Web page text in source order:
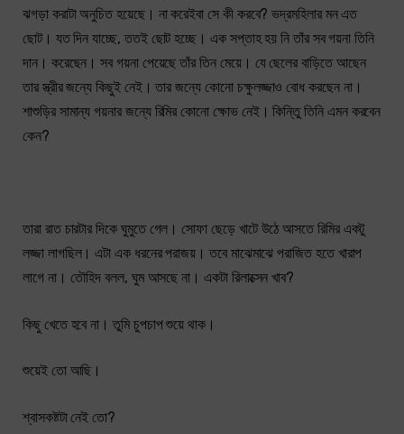
ঝগড়া করাটা অনুচিত হয়েছে। না করেইবা সে কী করবে? ভদ্রমহিলার মন এত
ছোট। যত দিন যাচ্ছে, ততই ছোট হচ্ছে। এক সপ্তাহ হয় নি তাঁর সব গয়না তিনি
দান। করেছেন। সব গয়না পেয়েছে তাঁর তিন মেয়ে। যে ছেলের বাড়িতে আছেন
তার স্ত্রীর জন্যে কিছুই নেই। তার জন্যে কোনো চক্ষুলজ্জাও বোধ করছেন না।
শাশুড়ির সামান্য গয়নার জন্যে রিমির কোনো ক্ষোভ নেই। কিন্তুি তিনি এমন করবেন
কেন?
তারা রাত চারটার দিকে ঘুমুতে গেল। সোফা ছেড়ে খাটে উঠে আসতে রিমির একটু
লজ্জা লাগছিল। এটা এক ধরনের পরাজয়। তবে মাঝেমাঝে পরাজিত হতে খারাপ
লাগে না। তৌহিদ বলল, ঘুম আসছে না। একটা রিলাক্সেন খাব?
কিছু খেতে হবে না। তুমি চুপচাপ শুয়ে থাক।
শুয়েই তো আছি।
শ্বাসকষ্টটা নেই তো?